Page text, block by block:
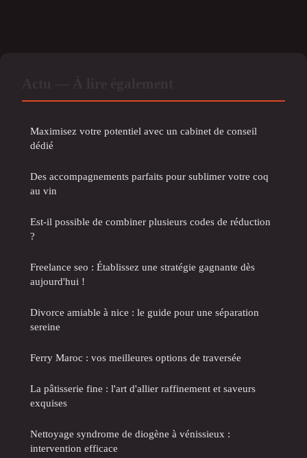
Maximisez votre potentiel avec un cabinet de conseil
dédié
Des accompagnements parfaits pour sublimer votre coq
au vin
Est-il possible de combiner plusieurs codes de réduction
?
Freelance seo : Établissez une stratégie gagnante dès
aujourd'hui !
Divorce amiable à nice : le guide pour une séparation
sereine
Ferry Maroc : vos meilleures options de traversée
La pâtisserie fine : l'art d'allier raffinement et saveurs
exquises
Nettoyage syndrome de diogène à vénissieux :
intervention efficace